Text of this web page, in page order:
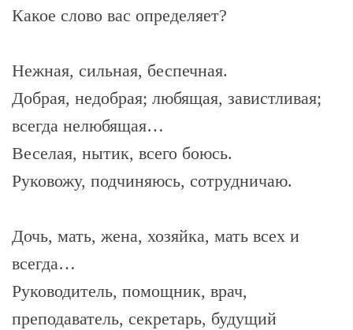
Какое слово вас определяет?
Нежная, сильная, беспечная.
Добрая, недобрая; любящая, завистливая;
всегда нелюбящая…
Веселая, нытик, всего боюсь.
Руковожу, подчиняюсь, сотрудничаю.
Дочь, мать, жена, хозяйка, мать всех и
всегда…
Руководитель, помощник, врач,
преподаватель, секретарь, будущий